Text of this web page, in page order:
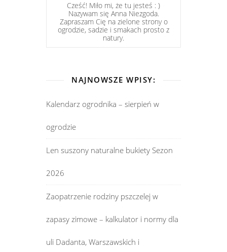
Cześć! Miło mi, że tu jesteś : )
Nazywam się Anna Niezgoda.
Zapraszam Cię na zielone strony o
ogrodzie, sadzie i smakach prosto z
natury.
NAJNOWSZE WPISY:
Kalendarz ogrodnika – sierpień w
ogrodzie
Len suszony naturalne bukiety Sezon
2026
Zaopatrzenie rodziny pszczelej w
zapasy zimowe – kalkulator i normy dla
uli Dadanta, Warszawskich i